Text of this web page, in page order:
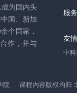
为国内头
国、新加
个国家，
作，并与
服
友
中
院 课程内容版权均归